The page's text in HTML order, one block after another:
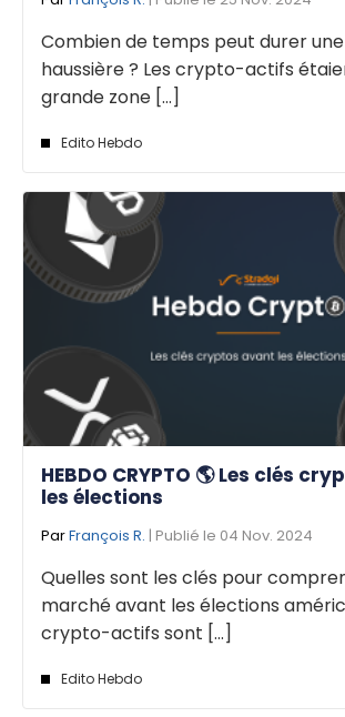
Combien de temps peut durer
haussière ? Les crypto-actifs
grande zone [...]
Edito Hebdo
HEBDO CRYPTO 🌎 Les clés
les élections
ParFrançois R. | Publié le 04 Nov. 2024
Quelles sont les clés pour
marché avant les élections
crypto-actifs sont [...]
Edito Hebdo